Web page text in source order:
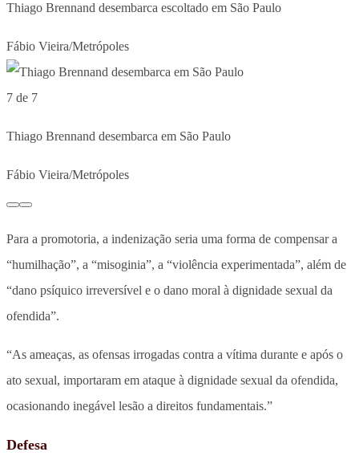
Thiago Brennand desembarca escoltado em São Paulo
Fábio Vieira/Metrópoles
7 de 7
Thiago Brennand desembarca em São Paulo
Fábio Vieira/Metrópoles
Para a promotoria, a indenização seria uma forma de compensar a
“humilhação”, a “misoginia”, a “violência experimentada”, além de
“dano psíquico irreversível e o dano moral à dignidade sexual da
ofendida”.
“As ameaças, as ofensas irrogadas contra a vítima durante e após o
ato sexual, importaram em ataque à dignidade sexual da ofendida,
ocasionando inegável lesão a direitos fundamentais.”
Defesa